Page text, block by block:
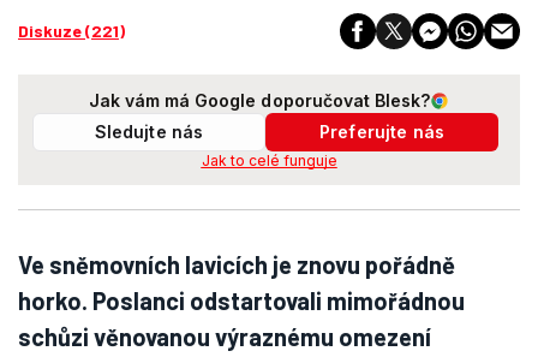
Diskuze (221)
Jak vám má Google doporučovat Blesk?
Sledujte nás
Preferujte nás
Jak to celé funguje
Ve sněmovních lavicích je znovu pořádně
horko. Poslanci odstartovali mimořádnou
schůzi věnovanou výraznému omezení